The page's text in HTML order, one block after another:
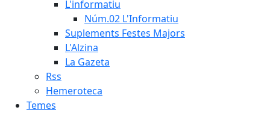
L'informatiu
Núm.02 L'Informatiu
Suplements Festes Majors
L'Alzina
La Gazeta
Rss
Hemeroteca
Temes